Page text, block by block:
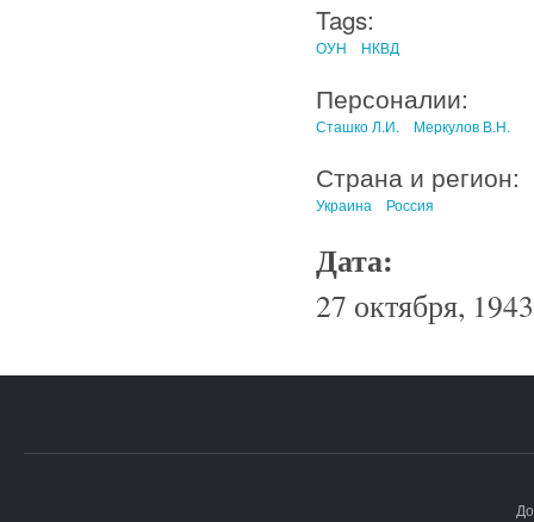
Tags:
ОУН НКВД
Персоналии:
Сташко Л.И. Меркулов В.Н.
Страна и регион:
Украина Россия
Дата:
27 октября,